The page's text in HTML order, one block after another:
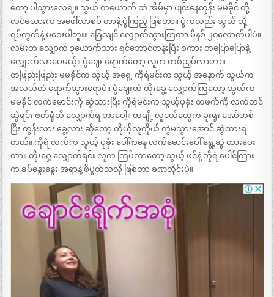
တော့ ပါသွားလေရဲ့။ သွယ် တယောက် ထဲ အိမ်မှာ ပျင်းနေတုန်း မမခိုင် တို့
လင်မယားက အဖေါ်လာစပ် တာနဲ့ ပွဲကြည့် ဖြစ်တာ။ ပွဲကလည်း သွယ် တို့
ရပ်ကွက်နဲ့ မဝေးပါဘူး။ ခြေလျင် လျှောက်သွားကြတာ မိနစ် ၂၀လောက်ပါပဲ။
လမ်းတ လျှောက် ၃ယောက်သား ရင်ဘောင်တန်းပြီး စကား တပြောပြောနဲ့
လျှောက်လာပေမယ့်။ ပွဲဈေး ရောက်တော့ လူက တစ်ညှပ်လာတာ။
တဖြည်းဖြည်း မမခိုင်က သွယ့် အရှေ့ ကိုရဲမင်းက သွယ့် အနောက် သွယ်က
အလယ်ထဲ ရောက်သွားရောပဲ။ ပွဲဈေးထဲ တိုးခွေ့ လျှောက်ကြတော့ သွယ်က
မမခိုင် လက်မောင်းကို ဆွဲထားပြီး ကိုရဲမင်းက သွယ့်ပုခုံး တဖက်ကို လက်တင်
ဆွဲရင်း ဇတ်ရုံထိ လျှောက်ရ တာပေါ့။ တချို့ လူငယ်တွေက မူးရူး အော်ဟစ်
ပြီး တွန်းလား ခွေ့လား ဆိုတော့ ကိုယ့်လူကိုယ် ကွဲမသွားအောင် ဆွဲထားရ
တယ်။ ကိုရဲ လက်က သွယ့် ပုခုံး ပေါ်ကနေ လက်မောင်းပေါ် ရွေ့ဆွဲ ထားပေး
တာ။ တိုးဝှေ့ လျှောက်ရင်း လူက ကြပ်လာတော့ သွယ့် ဖင်နဲ့ ကိုရဲ ပေါင်ကြား
က ခပ်နွေးနွေး အရာနဲ့ ဖိပွတ်သလို ဖြစ်တာ ခဏတိုင်းပဲ။